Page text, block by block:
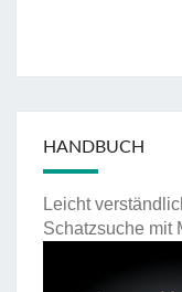
HANDBUCH
Leicht
Schatzsuche mit